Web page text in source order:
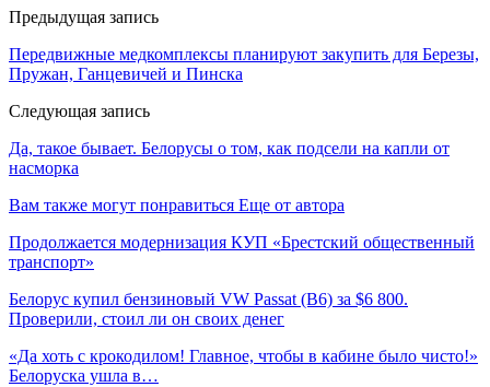
Предыдущая запись
Передвижные медкомплексы планируют закупить для Березы,
Пружан, Ганцевичей и Пинска
Следующая запись
Да, такое бывает. Белорусы о том, как подсели на капли от
насморка
Вам также могут понравиться Еще от автора
Продолжается модернизация КУП «Брестский общественный
транспорт»
Белорус купил бензиновый VW Passat (B6) за $6 800.
Проверили, стоил ли он своих денег
«Да хоть с крокодилом! Главное, чтобы в кабине было чисто!»
Белоруска ушла в…